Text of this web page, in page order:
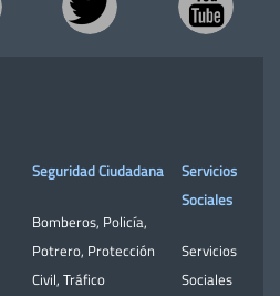
Seguridad Ciudadana
Bomberos, Policía,
Potrero, Protección
Civil, Tráfico
Servicios
Sociales
Servicios
Sociales